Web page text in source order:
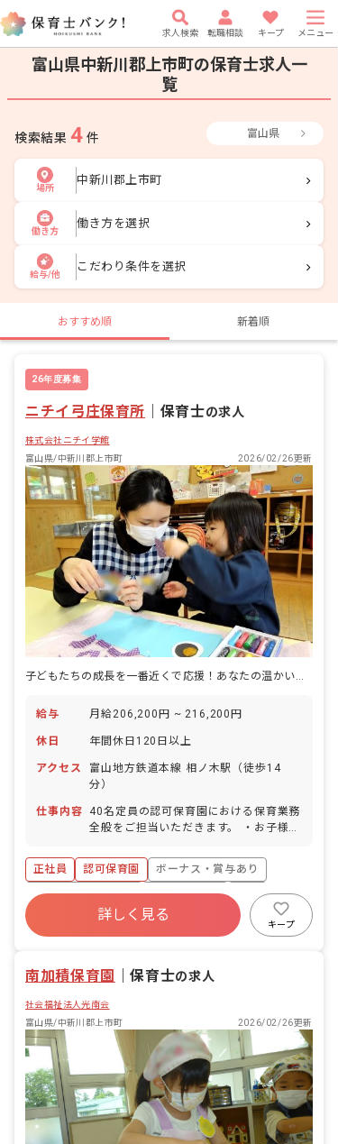
求人検索 転職相談 キープ メニュー
富山県中新川郡上市町の保育士求人一
覧
検索結果 4 件 富山県
場所
中新川郡上市町
働き方
働き方を選択
給与/他
こだわり条件を選択
おすすめ順 新着順
26年度募集
ニチイ弓庄保育所 保育士の求人
株式会社ニチイ学館
富山県/中新川郡上市町
2026/02/26更新
子どもたちの成長を一番近くで応援！あなたの温かい心が輝く場所
給与 月給206,200円 ~ 216,200円
休日 年間休日120日以上
アクセス
富山地方鉄道本線 相ノ木駅（徒歩14
分）
仕事内容
40名定員の認可保育園における保育業務
全般をご担当いただきます。 ・お子様の
（主活動の準備、清掃など） ・保護者対
応（連絡帳の作成など） ・各種帳票作成
（日誌、行事計画など） ■園児年齢層：
0～5歳児
正社員 認可保育園
ボーナス・賞与あり
年間休日120日以上
社会保険完備
福利厚生充実
退職金制度
残業少なめ
詳しく見る
キープ
南加積保育園 ｜保育士の求人
社会福祉法人光南会
富山県/中新川郡上市町
2026/02/26更新